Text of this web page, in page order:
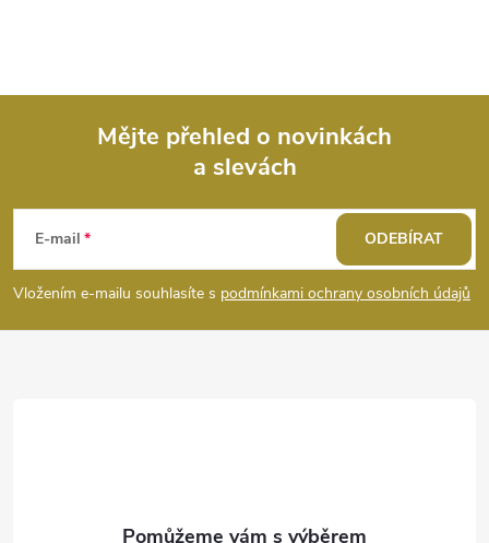
p
a
Mějte přehled o novinkách
a slevách
E-mail
Vložením e-mailu souhlasíte s podmínkami ochrany osobních údajů
ODEBÍRAT